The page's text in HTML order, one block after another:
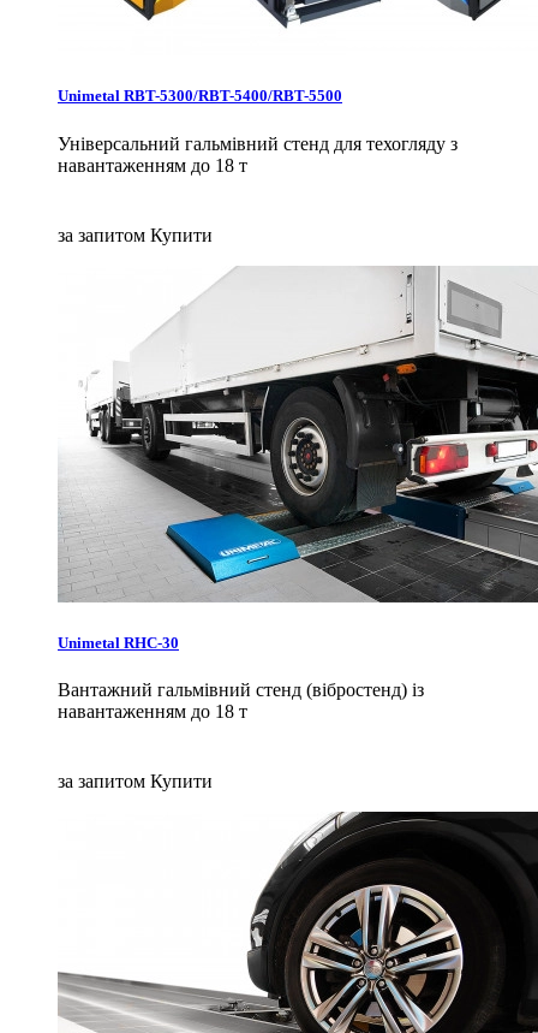
Unimetal RBT-5300/RBT-5400/RBT-5500
Універсальний гальмівний стенд для техогляду з
навантаженням до 18 т
за запитом Купити
Unimetal RHC-30
Вантажний гальмівний стенд (вібростенд) із
навантаженням до 18 т
за запитом Купити